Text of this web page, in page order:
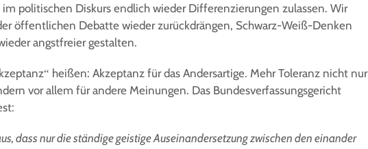
politischen Diskurs endlich wieder Differenzierungen zulassen. Wir
öffentlichen Debatte wieder zurückdrängen, Schwarz-Weiß-Denken
angstfreier gestalten.
heißen: Akzeptanz für das Andersartige. Mehr Toleranz nicht nur
vor allem für andere Meinungen. Das Bundesverfassungsgericht
dass nur die ständige geistige Auseinandersetzung zwischen den einander